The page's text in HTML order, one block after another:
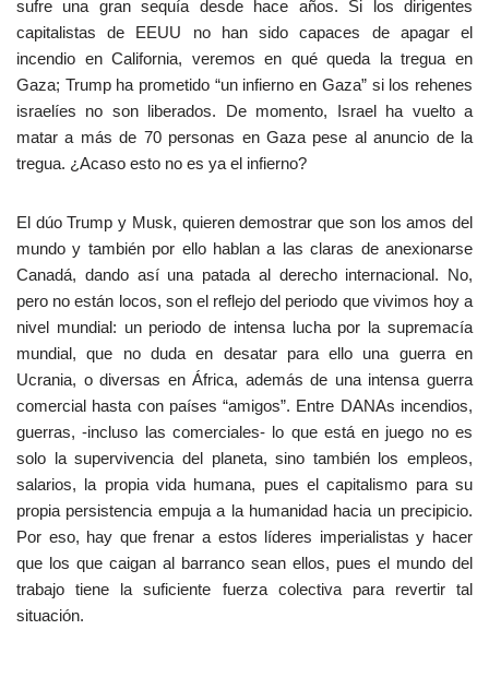
sufre una gran sequía desde hace años. Si los dirigentes
capitalistas de EEUU no han sido capaces de apagar el
incendio en California, veremos en qué queda la tregua en
Gaza; Trump ha prometido “un infierno en Gaza” si los rehenes
israelíes no son liberados. De momento, Israel ha vuelto a
matar a más de 70 personas en Gaza pese al anuncio de la
tregua. ¿Acaso esto no es ya el infierno?
El dúo Trump y Musk, quieren demostrar que son los amos del
mundo y también por ello hablan a las claras de anexionarse
Canadá, dando así una patada al derecho internacional. No,
pero no están locos, son el reflejo del periodo que vivimos hoy a
nivel mundial: un periodo de intensa lucha por la supremacía
mundial, que no duda en desatar para ello una guerra en
Ucrania, o diversas en África, además de una intensa guerra
comercial hasta con países “amigos”. Entre DANAs incendios,
guerras, -incluso las comerciales- lo que está en juego no es
solo la supervivencia del planeta, sino también los empleos,
salarios, la propia vida humana, pues el capitalismo para su
propia persistencia empuja a la humanidad hacia un precipicio.
Por eso, hay que frenar a estos líderes imperialistas y hacer
que los que caigan al barranco sean ellos, pues el mundo del
trabajo tiene la suficiente fuerza colectiva para revertir tal
situación.